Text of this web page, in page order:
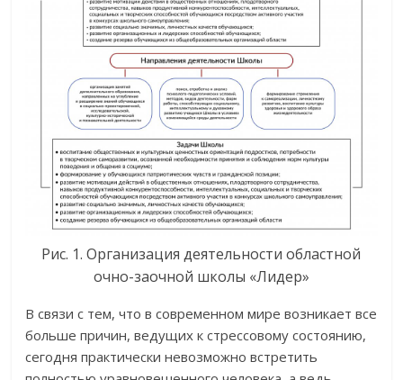
Рис. 1. Организация деятельности областной
очно-заочной школы «Лидер»
В связи с тем, что в современном мире возникает все
больше причин, ведущих к стрессовому состоянию,
сегодня практически невозможно встретить